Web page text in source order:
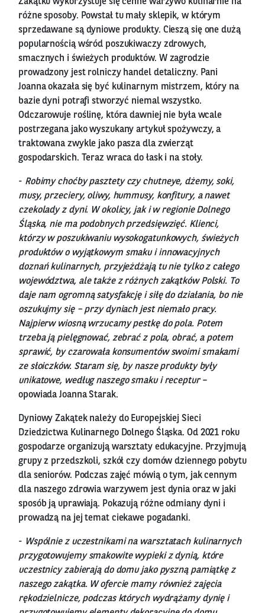
różne sposoby. Powstał tu mały sklepik, w którym
sprzedawane są dyniowe produkty. Cieszą się one dużą
popularnością wśród poszukiwaczy zdrowych,
smacznych i świeżych produktów. W zagrodzie
prowadzony jest rolniczy handel detaliczny. Pani
Joanna okazała się być kulinarnym mistrzem, który na
bazie dyni potrafi stworzyć niemal wszystko.
Odczarowuje roślinę, która dawniej nie była wcale
postrzegana jako wyszukany artykuł spożywczy, a
traktowana zwykle jako pasza dla zwierząt
gospodarskich. Teraz wraca do łask i na stoły.
- Robimy choćby pasztety czy chutneye, dżemy, soki,
musy, przeciery, oliwy, hummusy, konfitury, a nawet
czekolady z dyni. W okolicy, jak i w regionie Dolnego
Śląska, nie ma podobnych przedsięwzięć. Klienci,
którzy w poszukiwaniu wysokogatunkowych, świeżych
produktów o wyjątkowym smaku i innowacyjnych
doznań kulinarnych, przyjeżdżają tu nie tylko z całego
województwa, ale także z różnych zakątków Polski. To
daje nam ogromną satysfakcję i siłę do działania, bo nie
oszukujmy się – przy dyniach jest niemało pracy.
Najpierw wiosną wrzucamy pestkę do pola. Potem
trzeba ją pielęgnować, zebrać z pola, obrać, a potem
sprawić, by czarowała konsumentów swoimi smakami
ze słoiczków. Staram się, by nasze produkty były
unikatowe, według naszego smaku i receptur–
opowiada Joanna Starak.
Dyniowy Zakątek należy do Europejskiej Sieci
Dziedzictwa Kulinarnego Dolnego Śląska. Od 2021 roku
gospodarze organizują warsztaty edukacyjne. Przyjmują
grupy z przedszkoli, szkół czy domów dziennego pobytu
dla seniorów. Podczas zajęć mówią o tym, jak cennym
dla naszego zdrowia warzywem jest dynia oraz w jaki
sposób ją uprawiają. Pokazują różne odmiany dyni i
prowadzą na jej temat ciekawe pogadanki.
- Wspólnie z uczestnikami na warsztatach kulinarnych
przygotowujemy smakowite wypieki z dynią, które
uczestnicy zabierają do domu jako pyszną pamiątkę z
naszego zakątka. W ofercie mamy również zajęcia
rękodzielnicze, podczas których wydrążamy dynię i